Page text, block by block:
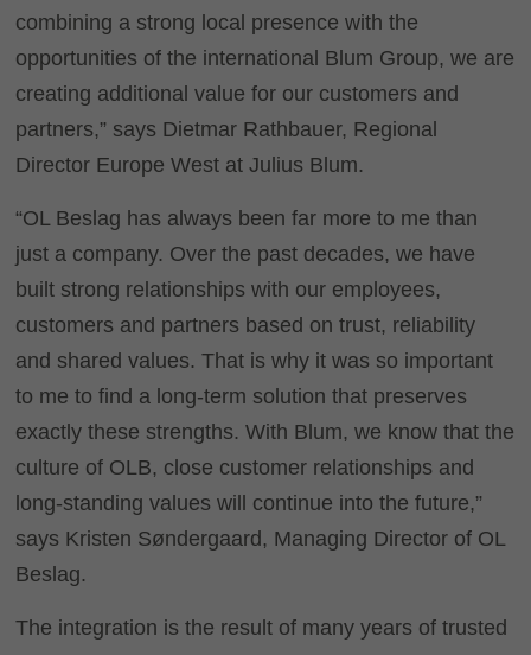
combining a strong local presence with the
opportunities of the international Blum Group, we are
creating additional value for our customers and
partners,” says Dietmar Rathbauer, Regional
Director Europe West at Julius Blum.
“OL Beslag has always been far more to me than
just a company. Over the past decades, we have
built strong relationships with our employees,
customers and partners based on trust, reliability
and shared values. That is why it was so important
to me to find a long-term solution that preserves
exactly these strengths. With Blum, we know that the
culture of OLB, close customer relationships and
long-standing values will continue into the future,”
says Kristen Søndergaard, Managing Director of OL
Beslag.
The integration is the result of many years of trusted